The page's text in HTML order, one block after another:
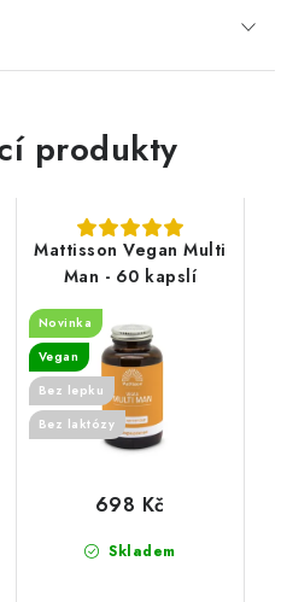
produkty
Mattisson Vegan Multi
Man - 60 kapslí
Novinka
Vegan
Bez lepku
Bez laktózy
Skladem
698 Kč